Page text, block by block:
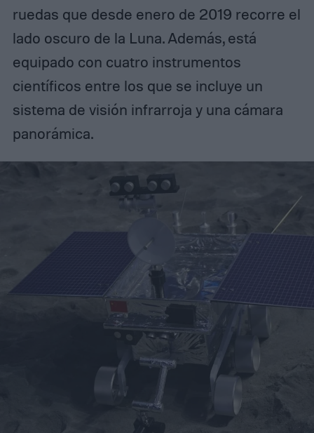
ruedas que desde enero de 2019 recorre el
lado oscuro de la Luna. Además, está
equipado con cuatro instrumentos
científicos entre los que se incluye un
sistema de visión infrarroja y una cámara
panorámica.